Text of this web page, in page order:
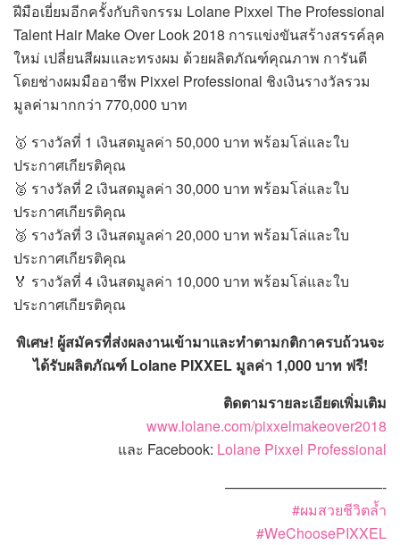
ฝีมือเยี่ยมอีกครั้งกับกิจกรรม Lolane Pixxel The Professional
Talent Hair Make Over Look 2018 การแข่งขันสร้างสรรค์ลุค
ใหม่ เปลี่ยนสีผมและทรงผม ด้วยผลิตภัณฑ์คุณภาพ การันตี
โดยช่างผมมืออาชีพ Pixxel Professional ชิงเงินรางวัลรวม
มูลค่ามากกว่า 770,000 บาท
🥇 รางวัลที่ 1 เงินสดมูลค่า 50,000 บาท พร้อมโล่และใบ
ประกาศเกียรติคุณ
🥈 รางวัลที่ 2 เงินสดมูลค่า 30,000 บาท พร้อมโล่และใบ
ประกาศเกียรติคุณ
🥉 รางวัลที่ 3 เงินสดมูลค่า 20,000 บาท พร้อมโล่และใบ
ประกาศเกียรติคุณ
🏅 รางวัลที่ 4 เงินสดมูลค่า 10,000 บาท พร้อมโล่และใบ
ประกาศเกียรติคุณ
พิเศษ! ผู้สมัครที่ส่งผลงานเข้ามาและทำตามกติกาครบถ้วนจะ
ได้รับผลิตภัณฑ์ Lolane PIXXEL มูลค่า 1,000 บาท ฟรี!
ติดตามรายละเอียดเพิ่มเติม
www.lolane.com/pixxelmakeover2018
และ Facebook: Lolane Pixxel Professional
———————————-
#ผมสวยชีวิตล้ำ
#WeChoosePIXXEL